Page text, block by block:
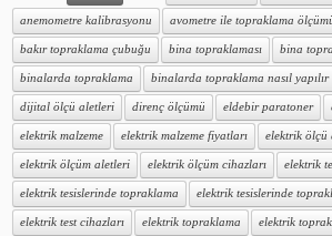
anemometre kalibrasyonu avometre ile topraklama
bakır topraklama çubuğu bina topraklaması bina
binalarda topraklama binalarda topraklama nasıl yapılır
dijital ölçü aletleri direnç ölçümü eldebir paratoner
elektrik malzeme elektrik malzeme fiyatları elektrik ölçü
elektrik ölçüm aletleri elektrik ölçüm cihazları elektrik
elektrik tesislerinde topraklama elektrik tesislerinde
elektrik test cihazları elektrik topraklama elektrik